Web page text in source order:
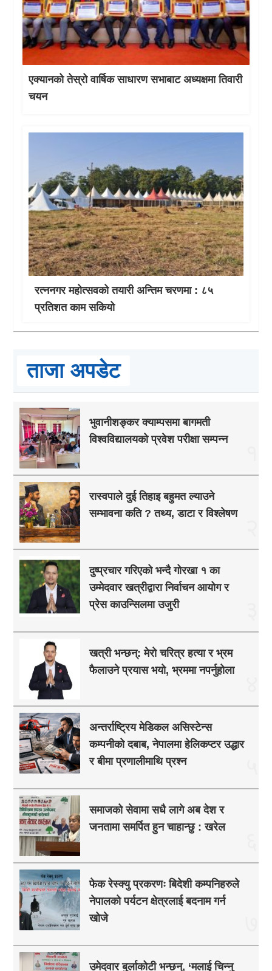
एक्यानको तेस्रो वार्षिक साधारण सभाबाट अध्यक्षमा तिवारी
चयन
रत्ननगर महोत्सवको तयारी अन्तिम चरणमा : ८५
प्रतिशत काम सकियो
ताजा अपडेट
भुवानीशङ्कर क्याम्पसमा बागमती
विश्वविद्यालयको प्रवेश परीक्षा सम्पन्न
रास्वपाले दुई तिहाइ बहुमत ल्याउने
सम्भावना कति ? तथ्य, डाटा र विश्लेषण
दुष्प्रचार गरिएको भन्दै गोरखा १ का
उम्मेदवार खत्रीद्वारा निर्वाचन आयोग र
प्रेस काउन्सिलमा उजुरी
खत्री भन्छन्: मेरो चरित्र हत्या र भ्रम
फैलाउने प्रयास भयो, भ्रममा नपर्नुहोला
अन्तर्राष्ट्रिय मेडिकल असिस्टेन्स
कम्पनीको दबाब, नेपालमा हेलिकप्टर उद्धार
र बीमा प्रणालीमाथि प्रश्न
समाजको सेवामा सधै लागे अब देश र
जनतामा समर्पित हुन चाहान्छु : खरेल
फेक रेस्क्यु प्रकरणः बिदेशी कम्पनिहरुले
नेपालको पर्यटन क्षेत्रलाई बदनाम गर्न
खोजे
उमेदवार बुर्लाकोटी भन्छन्, ‘मलाई चिन्नु